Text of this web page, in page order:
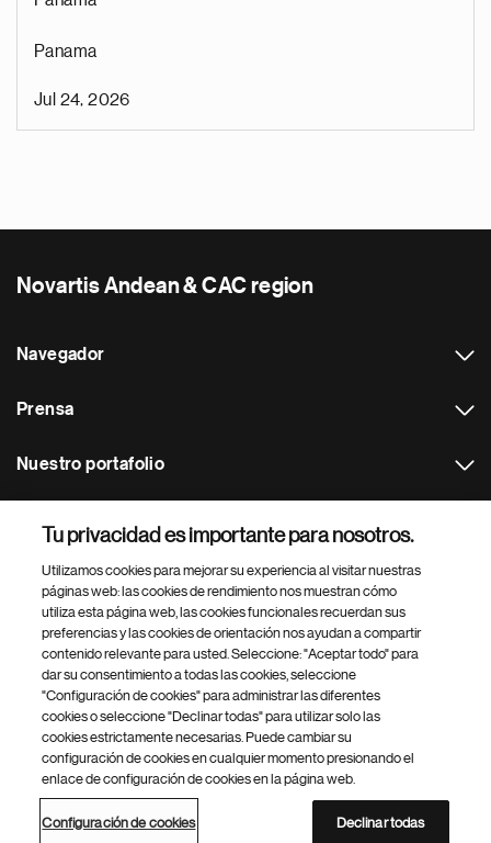
Panama
Jul 24, 2026
Novartis Andean & CAC region
Navegador
Prensa
Nuestro portafolio
Footer Site Search
inferior
del
© 2026 Novartis AG
Política de privacidad Términos de uso
Accesibilidad
Configuración de cookies
Mapa del sitio
Tu privacidad es importante para nosotros.
Utilizamos cookies para mejorar su experiencia al visitar nuestras
páginas web: las cookies de rendimiento nos muestran cómo
utiliza esta página web, las cookies funcionales recuerdan sus
preferencias y las cookies de orientación nos ayudan a compartir
contenido relevante para usted. Seleccione: "Aceptar todo" para
dar su consentimiento a todas las cookies, seleccione
"Configuración de cookies" para administrar las diferentes
cookies o seleccione "Declinar todas" para utilizar solo las
cookies estrictamente necesarias. Puede cambiar su
configuración de cookies en cualquier momento presionando el
enlace de configuración de cookies en la página web.
Configuración de cookies Declinar todas